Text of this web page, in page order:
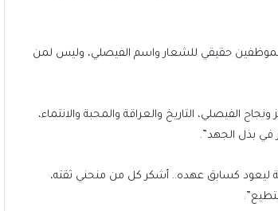
والموظفين حقيقي للشعار واسم الفيصلي، وليس لمن
تميز ونجاح الفيصلي، التاريخ والعراقة والمحبة والانتماء،
في بذل الجهد”.
ليعود كسابق عهده.. أشكر كل من منحني ثقته،